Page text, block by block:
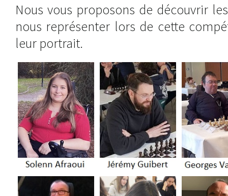
Nous vous proposons de découvrir
nous représenter lors de cette
leur portrait.